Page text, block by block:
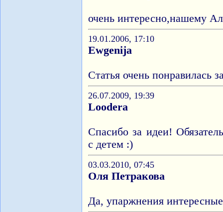
очень интересно,нашему
19.01.2006, 17:10
Ewgenija
Статья очень понравилась
26.07.2009, 19:39
Loodera
Спасибо за идеи!
с детем :)
03.03.2010, 07:45
Оля Петракова
Да, упаржнения